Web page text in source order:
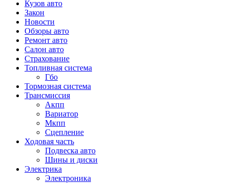
Кузов авто
Закон
Новости
Обзоры авто
Ремонт авто
Салон авто
Страхование
Топливная система
Гбо
Тормозная система
Трансмиссия
Акпп
Вариатор
Мкпп
Сцепление
Ходовая часть
Подвеска авто
Шины и диски
Электрика
Электроника